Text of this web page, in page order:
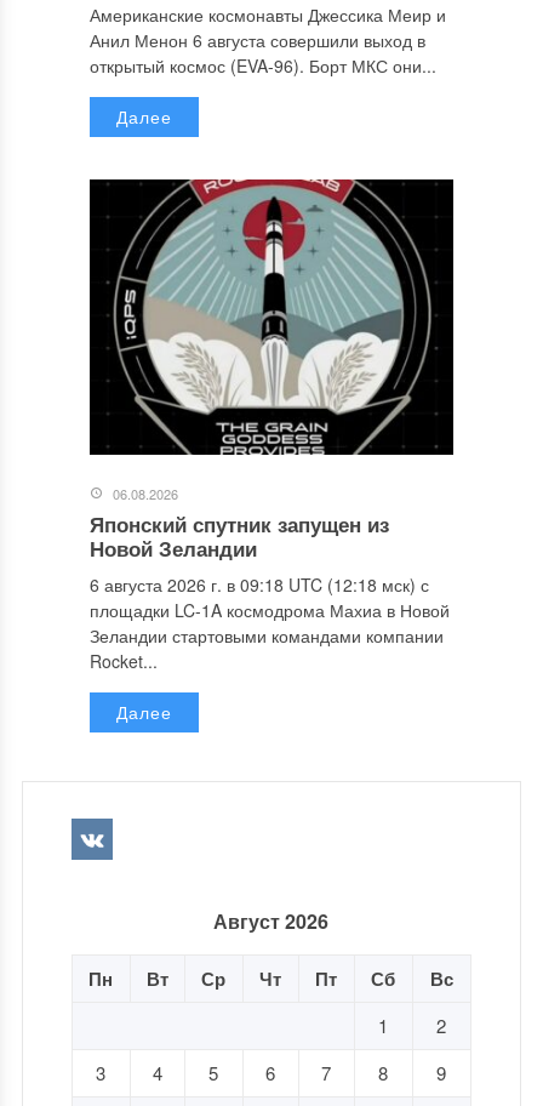
Американские космонавты Джессика Меир и
Анил Менон 6 августа совершили выход в
открытый космос (EVA-96). Борт МКС они...
Далее
06.08.2026
Японский спутник запущен из
Новой Зеландии
6 августа 2026 г. в 09:18 UTC (12:18 мск) с
площадки LC-1A космодрома Махиа в Новой
Зеландии стартовыми командами компании
Rocket...
Далее
Август 2026
Пн Вт Ср Чт Пт Сб Вс
1
2
3
4 5 6 7 8 9